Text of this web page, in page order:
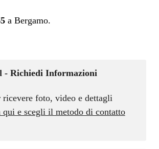
a Bergamo.
- Richiedi Informazioni
foto, video e dettagli
qui e scegli il metodo di contatto